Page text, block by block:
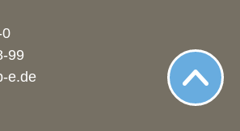
99
e.de